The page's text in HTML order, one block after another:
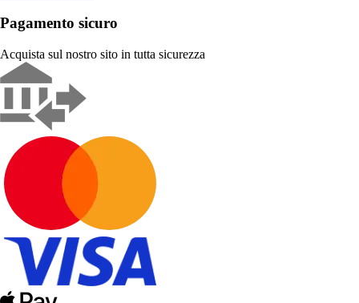
Pagamento sicuro
Acquista sul nostro sito in tutta sicurezza